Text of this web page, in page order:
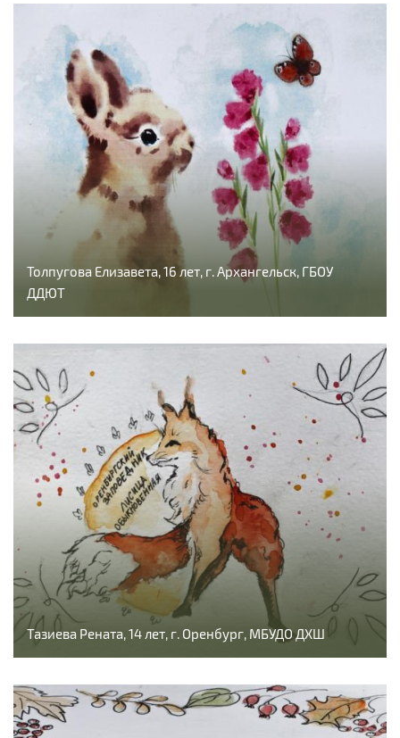
Толпугова Елизавета, 16 лет, г. Архангельск, ГБОУ
ДДЮТ
Тазиева Рената, 14 лет, г. Оренбург, МБУДО ДХШ